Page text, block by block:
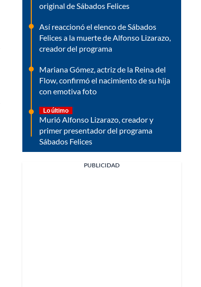
original de Sábados Felices
Así reaccionó el elenco de Sábados
Felices a la muerte de Alfonso Lizarazo,
creador del programa
Mariana Gómez, actriz de la Reina del
Flow, confirmó el nacimiento de su hija
con emotiva foto
Lo último
Murió Alfonso Lizarazo, creador y
primer presentador del programa
Sábados Felices
PUBLICIDAD